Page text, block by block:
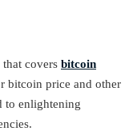
that covers bitcoin
bitcoin price and other
to enlightening